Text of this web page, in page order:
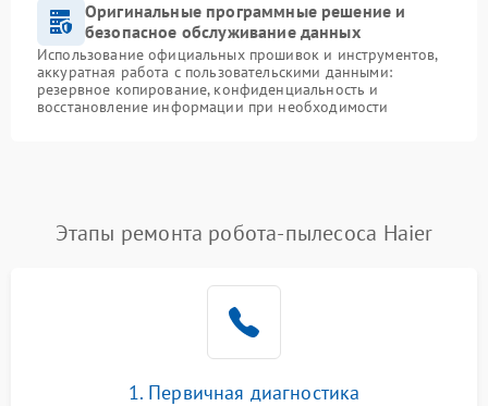
Оригинальные программные решение и
безопасное обслуживание данных
Использование официальных прошивок и инструментов,
аккуратная работа с пользовательскими данными:
резервное копирование, конфиденциальность и
восстановление информации при необходимости
Этапы ремонта робота-пылесоса Haier
1. Первичная диагностика